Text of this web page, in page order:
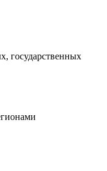
государственных